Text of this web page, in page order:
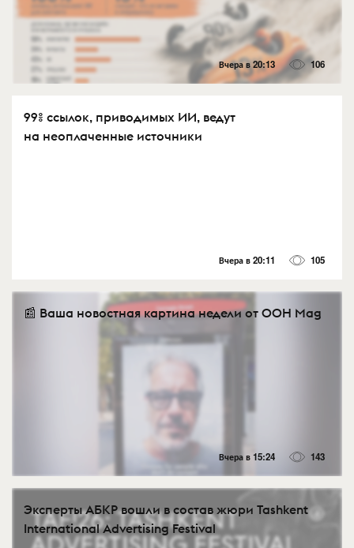
Вчера в 20:13 106
99% ссылок, приводимых ИИ, ведут
на неоплаченные источники
Вчера в 20:11 105
📰 Ваша новостная картина недели от OOH Mag
Вчера в 15:24 143
Эксперты АБКР вошли в состав жюри Tashkent
International Advertising Festival